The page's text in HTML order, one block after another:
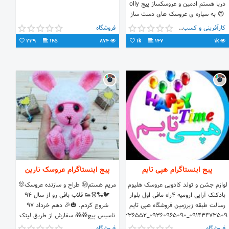
دریا هستم ادمین و عروسکساز پیج olly
😍 به سیاره ی عروسک های دست ساز
من خوش اومدین خوشحال میشم که منو
حمایت کنید 🙏 تمام عروسک ها دست
ساز و ساکن سیاره ی ذهن من هستند
کارآفرینی و کسب و کار
1k
147
1k
فروشگاه
874
165
239
پیج اینستاگرام هپی تایم
لوازم جشن و تولد کادویی عروسک هلیوم
بادکنک آرایی ارومیه ۴راه مافی اول بلوار
رسالت طبقه زیرزمین فروشگاه هپی تایم
۰۹۱۴۳۴۷۳۵۰۹_۰۹۳۶۰۹۶۵۰۹۰_۳۲۲۳۶۵۵۲
پیج اینستاگرام عروسک نارین
مریم هستم‌Ⓜ طراح و سازنده عروسک🐰
🐦🐑👗👟 قلاب بافی رو از سال 94
شروع کردم. 🎃🎉 دهم خرداد 97
تاسیس پیج🎁🎁 سفارش از طریق لینک
کانال تلگرام 👇👇👇